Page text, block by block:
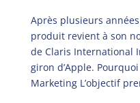
Après plusieurs
produit revient à son
de Claris International
giron d’Apple.
Marketing L’objectif